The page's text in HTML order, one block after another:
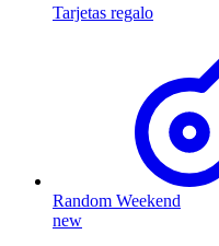
Tarjetas regalo
Random Weekend
new